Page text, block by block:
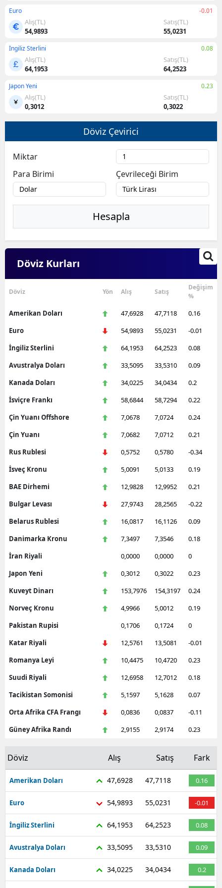
Euro -0.01
Alış(TL)
54,9893
Satış(TL)
55,0231
İngiliz Sterlini 0.08
Alış(TL)
64,1953
Satış(TL)
64,2523
Japon Yeni 0.23
Alış(TL)
0,3012
Satış(TL)
0,3022
Döviz Çevirici
Miktar
Para Birimi
Çevrileceği Birim
Hesapla
Döviz Kurları
Döviz Yön Alış Satış
Değişim
%
Amerikan Doları 47,6928 47,7118
0.16
Euro
54,9893 55,0231
-0.01
İngiliz Sterlini
64,1953 64,2523
0.08
Avustralya Doları
33,5095 33,5310
0.09
Kanada Doları
34,0225 34,0434
0.2
İsviçre Frankı
58,6844 58,7294
0.22
Çin Yuanı Offshore
7,0678 7,0724
0.24
Çin Yuanı
7,0682 7,0712
0.21
Rus Rublesi
0,5752 0,5780
-0.34
İsveç Kronu
5,0091 5,0133
0.19
BAE Dirhemi
12,9828 12,9952
0.21
Bulgar Levası
27,9743 28,2565
-0.22
Belarus Rublesi
16,0817 16,1126
0.09
Danimarka Kronu
7,3497 7,3546
0.18
İran Riyali
0,0000 0,0000
0
Japon Yeni
0,3012 0,3022
0.23
Kuveyt Dinarı
153,7976 154,3197
0.24
Norveç Kronu
4,9966 5,0012
0.19
Pakistan Rupisi
0,1706 0,1724
0
Katar Riyali
12,5761 13,5081
-0.01
Romanya Leyi
10,4475 10,4720
0.23
Suudi Riyali
12,6958 12,7012
0.18
Tacikistan Somonisi
5,1597 5,1628
0.07
Orta Afrika CFA Frangı
0,0836 0,0837
-0.11
Güney Afrika Randı
2,9155 2,9174 0.23
Döviz Alış Satış Fark
Amerikan Doları 47,6928 47,7118 0.16
Euro 54,9893 55,0231 -0.01
İngiliz Sterlini 64,1953 64,2523 0.08
Avustralya Doları 33,5095 33,5310 0.09
Kanada Doları 34,0225 34,0434 0.2